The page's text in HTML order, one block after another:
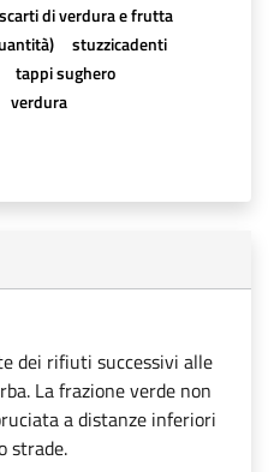
scarti di verdura e frutta
stuzzicadenti
tappi sughero
verdura
dei rifiuti successivi alle
La frazione verde non
a distanze inferiori
strade.